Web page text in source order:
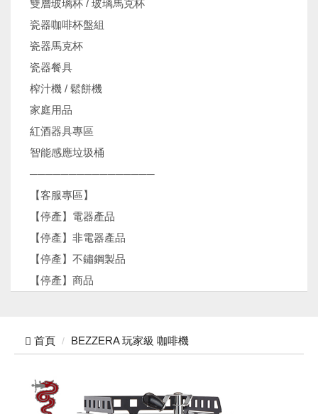
雙層玻璃杯 / 玻璃馬克杯
瓷器咖啡杯盤組
瓷器馬克杯
瓷器餐具
榨汁機 / 鬆餅機
家庭用品
紅酒器具專區
智能感應垃圾桶
────────────────
【客服專區】
【停產】電器產品
【停產】非電器產品
【停產】不鏽鋼製品
【停產】商品
首頁 BEZZERA 玩家級 咖啡機